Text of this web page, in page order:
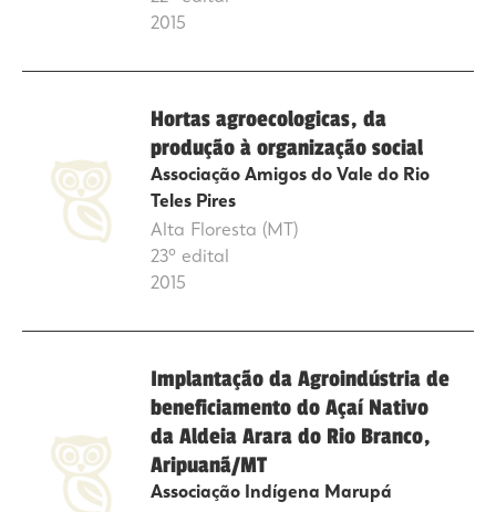
2015
Hortas agroecologicas, da
produção à organização social
Associação Amigos do Vale do Rio
Teles Pires
Alta Floresta (MT)
23º edital
2015
Implantação da Agroindústria de
beneficiamento do Açaí Nativo
da Aldeia Arara do Rio Branco,
Aripuanã/MT
Associação Indígena Marupá